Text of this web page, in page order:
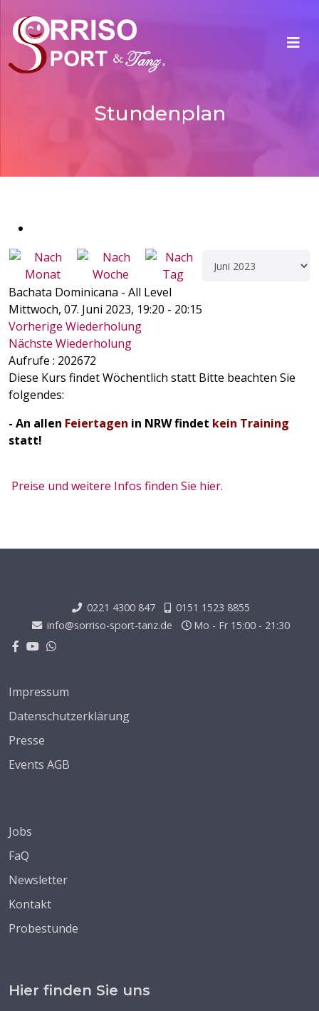
Stundenplan
Bachata Dominicana - All Level
Mittwoch, 07. Juni 2023, 19:20 - 20:15
Vorherige Wiederholung
Nächste Wiederholung
Aufrufe : 202672
Diese Kurs findet Wöchentlich statt Bitte beachten Sie
folgendes:
- An allen Feiertagen in NRW findet kein Training
statt!
Preise und weitere Infos finden Sie hier.
0221 4300 847
0151 1523 8855
info@sorriso-sport-tanz.de
Mo - Fr 15:00 - 21:30
Impressum
Datenschutzerklärung
Presse
Events AGB
Jobs
FaQ
Newsletter
Kontakt
Probestunde
Hier finden Sie uns